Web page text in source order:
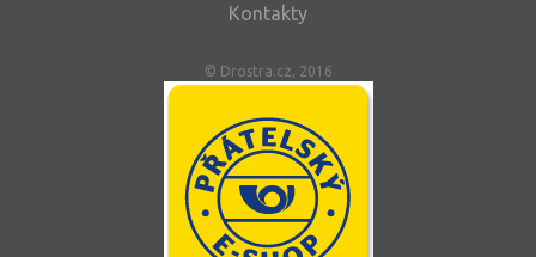
Kontakty
© Drostra.cz, 2016